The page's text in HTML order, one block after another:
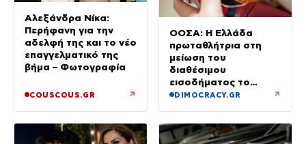
Αλεξάνδρα Νίκα:
Περήφανη για την
αδελφή της και το νέο
επαγγελματικό της
βήμα – Φωτογραφία
COUSCOUS.GR ↗
ΟΟΣΑ: Η Ελλάδα
πρωταθλήτρια στη
μείωση του
διαθέσιμου
εισοδήματος το
πρώτο τρίμηνο του
DIMOCRACY.GR ↗